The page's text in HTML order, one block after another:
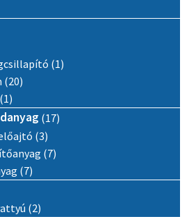
termék
11 termék
2020 termék
11 termék
1717 termék
33 termék
77 termék
77 termék
22 termék